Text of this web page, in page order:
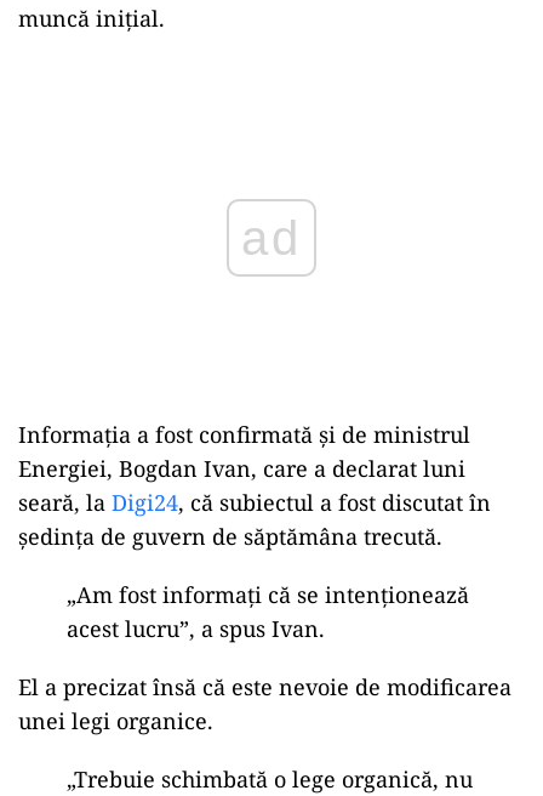
muncă inițial.
Informația a fost confirmată și de ministrul
Energiei, Bogdan Ivan, care a declarat luni
seară, la Digi24, că subiectul a fost discutat în
ședința de guvern de săptămâna trecută.
„Am fost informați că se intenționează
acest lucru”, a spus Ivan.
El a precizat însă că este nevoie de modificarea
unei legi organice.
„Trebuie schimbată o lege organică, nu